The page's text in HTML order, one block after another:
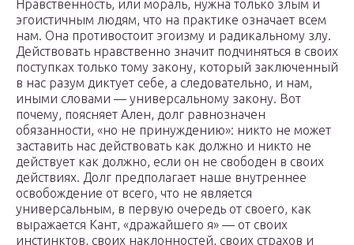
Нравственность, или мораль, нужна только злым и
эгоистичным людям, что на практике означает всем
нам. Она противостоит эгоизму и радикальному злу.
Действовать нравственно значит подчиняться в своих
поступках только тому закону, который заключенный
в нас разум диктует себе, а следовательно, и нам,
иными словами — универсальному закону. Вот
почему, поясняет Ален, долг равнозначен
обязанности, «но не принуждению»: никто не может
заставить нас действовать как должно и никто не
действует как должно, если он не свободен в своих
действиях. Долг предполагает наше внутреннее
освобождение от всего, что не является
универсальным, в первую очередь от своего, как
выражается Кант, «дражайшего я» — от своих
инстинктов, своих наклонностей, своих страхов и